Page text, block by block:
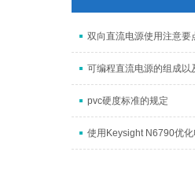
双向直流电源使用注意要
可编程直流电源的组成以
pvc硬度标准的规定
使用Keysight N6790优